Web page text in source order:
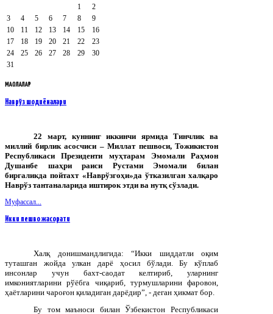
1
2
3
4 5 6 7 8
9
10
11 12 13 14 15
16
17
18 19 20 21 22
23
24
25 26 27 28 29
30
31
МАҚОЛАЛАР
Наврўз шодиёналари
22 март, куннинг иккинчи ярмида Тинчлик ва
миллий бирлик асосчиси – Миллат пешвоси, Тожикистон
Республикаси Президенти муҳтарам Эмомали Раҳмон
Душанбе шаҳри раиси Рустами Эмомали билан
биргаликда пойтахт «Наврўзгоҳи»да ўтказилган халқаро
Наврўз тантаналарида иштирок этди ва нутқ сўзлади.
Муфассал...
Икки пешво жасорати
Халқ донишмандлигида: “Икки шиддатли оқим
туташган жойда улкан дарё ҳосил бўлади. Бу кўплаб
инсонлар учун бахт-саодат келтириб, уларнинг
имкониятларини рўёбга чиқариб, турмушларини фаровон,
ҳаётларини чароғон қиладиган дарёдир”, - деган ҳикмат бор.
Бу том маъноси билан Ўзбекистон Республикаси